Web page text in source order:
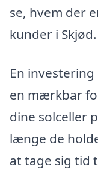
se, hvem der
kunder i Skjød.
En
en mærkbar
dine solceller
længe de
at tage sig tid